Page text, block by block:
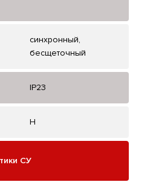
синхронный,
бесщеточный
IP23
H
СУ